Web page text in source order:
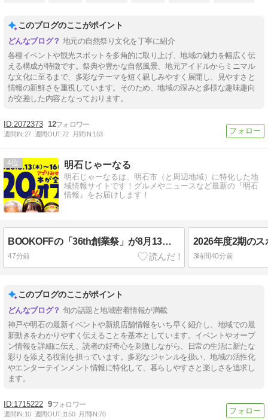
このブログのここがポイント
地元の自然祭り文化を丁寧に紹介
各種イベントや観光スポットを多角的に取り上げ、地域の魅力を幅広く伝
える構成が特徴です。祭典や豊かな自然風景、地元アイドルからミニマル
な文化に至るまで、多彩なテーマを短く親しみやすく展開し、見やすさと
情報の新鮮さを重視しています。そのため、地域の深みと多様な趣味趣向
が交差した内容となっております。
2072373 12
週間IN:27 週間OUT:72 月間IN:153
4 明石じゃーなる
明石じゃーなるは、明石市（と周辺地域）に特化した地
域情報サイトです！グルメやニュースなど最新の『明石
情報』をお届けします！
BOOKOFFの「36th創業祭」が8月13日～16日の4日間開催！アプリ会員限定で本全品が20%オフに！
47分前 3時間40分前
このブログのここがポイント
旬の話題と地域密着情報が満載
神戸や明石の最新イベントや新規店舗情報をいち早く紹介し、地域での最
新動きをわかりやすく伝えることを基本としています。イベントやオープ
ン情報を詳細に伝え、読者の好奇心を刺激しながら、日常の生活に新たな
彩りを添える役割を担っています。多彩なジャンルを扱い、地域の活性化
やエンターテインメント情報に特化して、暮らしやすさと楽しさを追求し
ます。
1715222 9
週間IN:10 週間OUT:1150 月間IN:70